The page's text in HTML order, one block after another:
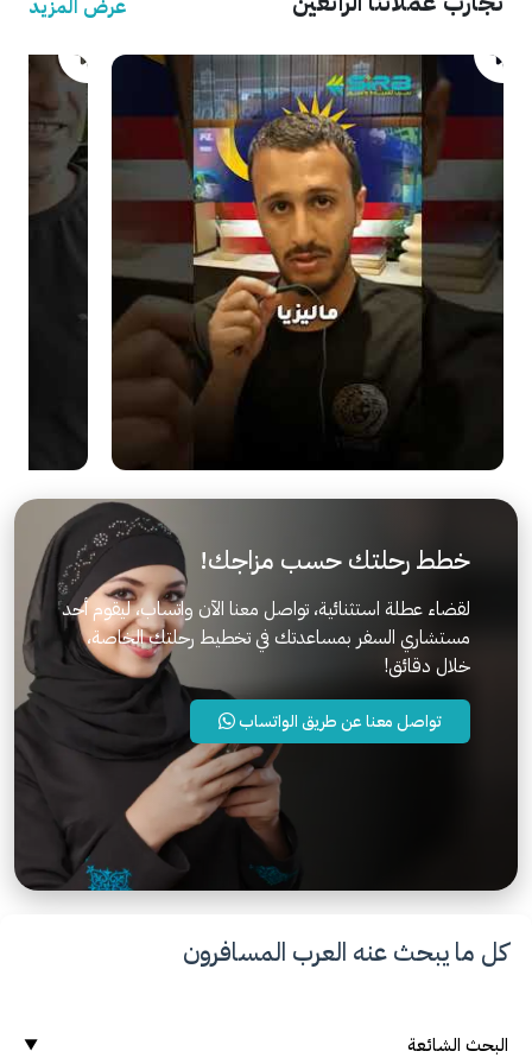
عرض المزيد
.
.
خطط رحلتك حسب مزاجك!
لقضاء عطلة استثنائية، تواصل معنا الآن واتساب، ليقوم أحد
مستشاري السفر بمساعدتك في تخطيط رحلتك الخاصة،
خلال دقائق!
تواصل معنا عن طريق الواتساب
كل ما يبحث عنه العرب المسافرون
البحث الشائعة ▼